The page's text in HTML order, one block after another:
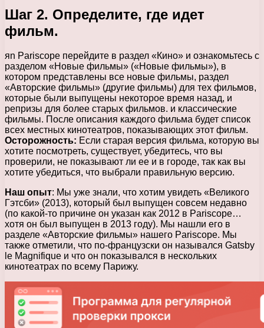
Шаг 2. Определите, где идет
фильм.
яn Pariscope перейдите в раздел «Кино» и ознакомьтесь с
разделом «Новые фильмы» («Новые фильмы»), в
котором представлены все новые фильмы, раздел
«Авторские фильмы» (другие фильмы) для тех фильмов,
которые были выпущены некоторое время назад, и
репризы для более старых фильмов. и классические
фильмы. После описания каждого фильма будет список
всех местных кинотеатров, показывающих этот фильм.
Осторожность: Если старая версия фильма, которую вы
хотите посмотреть, существует, убедитесь, что вы
проверили, не показывают ли ее и в городе, так как вы
хотите убедиться, что выбрали правильную версию.
Наш опыт: Мы уже знали, что хотим увидеть «Великого
Гэтсби» (2013), который был выпущен совсем недавно
(по какой-то причине он указан как 2012 в Pariscope…
хотя он был выпущен в 2013 году). Мы нашли его в
разделе «Авторские фильмы» нашего Pariscope. Мы
также отметили, что по-французски он назывался Gatsby
le Magnifique и что он показывался в нескольких
кинотеатрах по всему Парижу.